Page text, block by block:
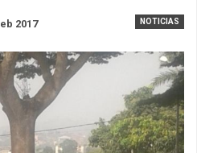
NOTICIAS
2017